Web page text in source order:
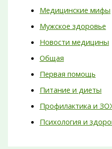
Медицинские мифы
Мужское здоровье
Новости медицины
Общая
Первая помощь
Питание и диеты
Профилактика и
Психология и